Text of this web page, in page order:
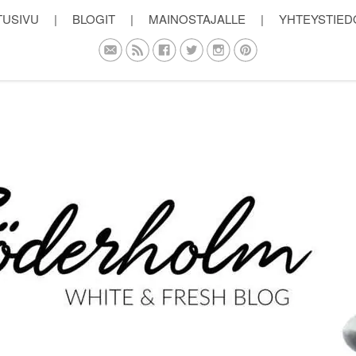
| BLOGIT | MAINOSTAJALLE |